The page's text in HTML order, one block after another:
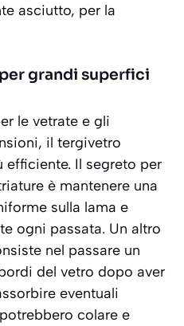
asciutto, per la
grandi superfici
le vetrate e gli
il tergivetro
efficiente. Il segreto per
è mantenere una
sulla lama e
ogni passata. Un altro
nel passare un
del vetro dopo aver
eventuali
colare e